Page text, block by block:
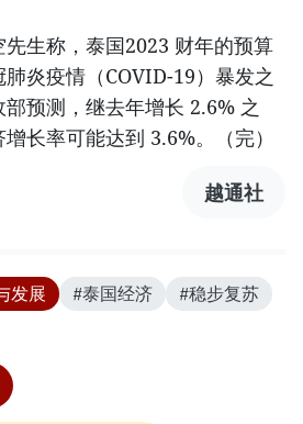
生称，泰国2023 财年的预算
炎疫情（COVID-19）暴发之
预测，继去年增长 2.6% 之
长率可能达到 3.6%。（完）
越通社
发展 #泰国经济
#稳步复苏